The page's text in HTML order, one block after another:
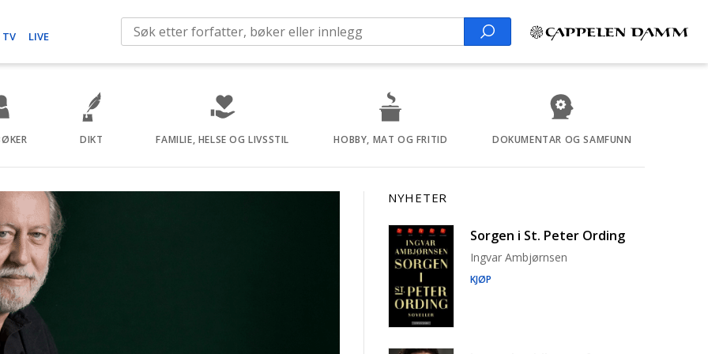
TV LIVE
e
Search
DIKT FAMILIE, HELSE OG LIVSSTIL HOBBY, MAT OG FRITID DOKUMENTAR OG SAMFUNN
NYHETER
Sorgen i St. Peter Ording
Ingvar Ambjørnsen
KJØP